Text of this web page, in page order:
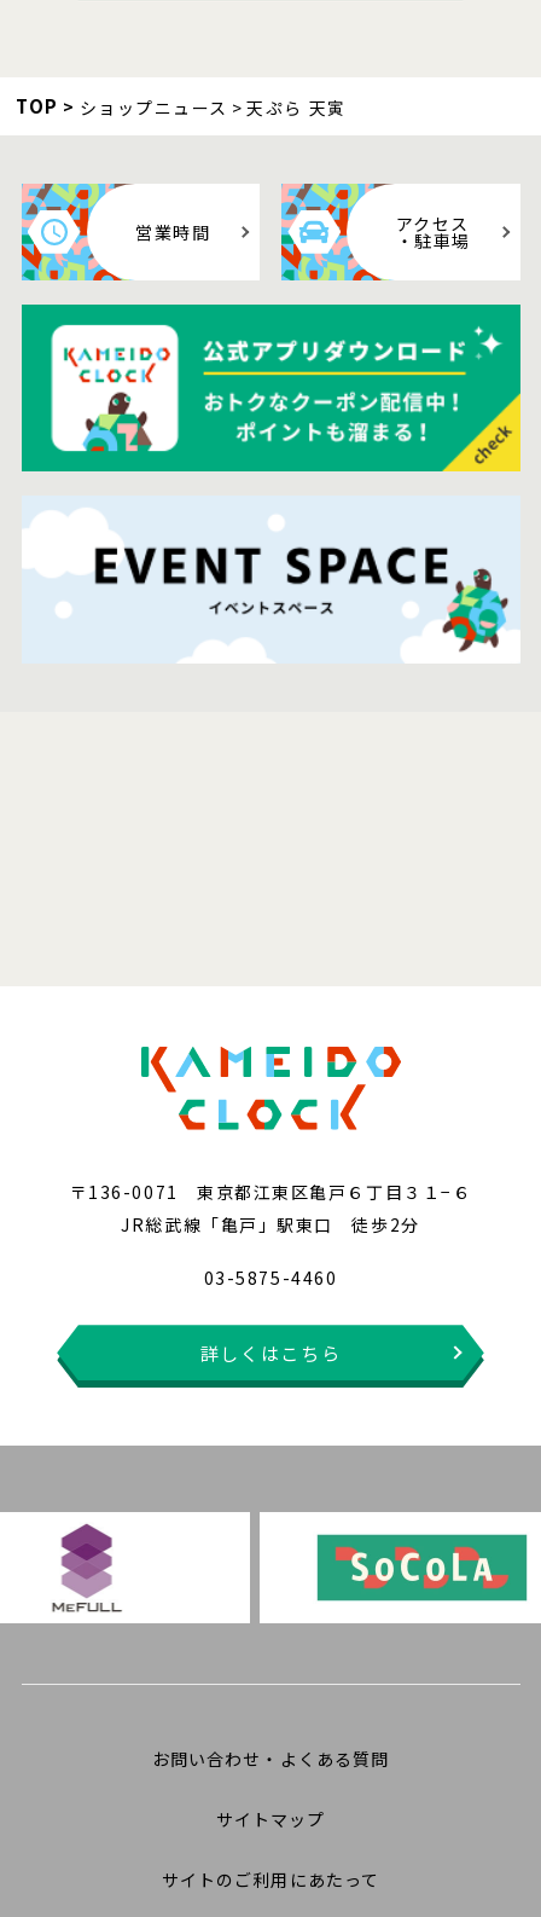
TOP ショップニュース 天ぷら 天寅
営業時間 アクセス
・駐車場
〒136-0071 東京都江東区亀戸６丁目３１−６
JR総武線「亀戸」駅東口 徒歩2分
03-5875-4460
詳しくはこちら
お問い合わせ・よくある質問
サイトマップ
サイトのご利用にあたって